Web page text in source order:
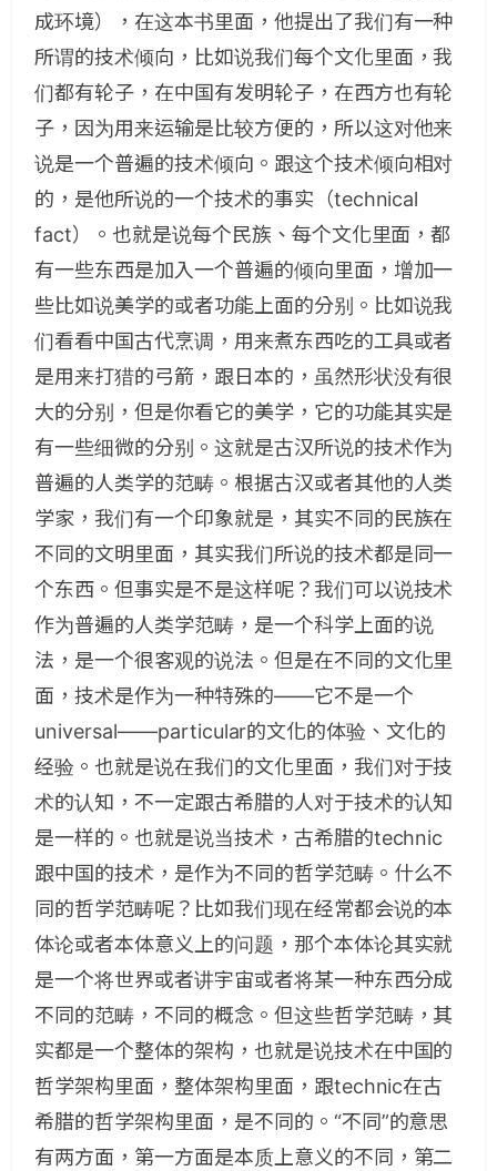
成环境），在这本书里面，他提出了我们有一种
所谓的技术倾向，比如说我们每个文化里面，我
们都有轮子，在中国有发明轮子，在西方也有轮
子，因为用来运输是比较方便的，所以这对他来
说是一个普遍的技术倾向。跟这个技术倾向相对
的，是他所说的一个技术的事实（technical
fact）。也就是说每个民族、每个文化里面，都
有一些东西是加入一个普遍的倾向里面，增加一
些比如说美学的或者功能上面的分别。比如说我
们看看中国古代烹调，用来煮东西吃的工具或者
是用来打猎的弓箭，跟日本的，虽然形状没有很
大的分别，但是你看它的美学，它的功能其实是
有一些细微的分别。这就是古汉所说的技术作为
普遍的人类学的范畴。根据古汉或者其他的人类
学家，我们有一个印象就是，其实不同的民族在
不同的文明里面，其实我们所说的技术都是同一
个东西。但事实是不是这样呢？我们可以说技术
作为普遍的人类学范畴，是一个科学上面的说
法，是一个很客观的说法。但是在不同的文化里
面，技术是作为一种特殊的——它不是一个
universal——particular的文化的体验、文化的
经验。也就是说在我们的文化里面，我们对于技
术的认知，不一定跟古希腊的人对于技术的认知
是一样的。也就是说当技术，古希腊的technic
跟中国的技术，是作为不同的哲学范畴。什么不
同的哲学范畴呢？比如我们现在经常都会说的本
体论或者本体意义上的问题，那个本体论其实就
是一个将世界或者讲宇宙或者将某一种东西分成
不同的范畴，不同的概念。但这些哲学范畴，其
实都是一个整体的架构，也就是说技术在中国的
哲学架构里面，整体架构里面，跟technic在古
希腊的哲学架构里面，是不同的。“不同”的意思
有两方面，第一方面是本质上意义的不同，第二